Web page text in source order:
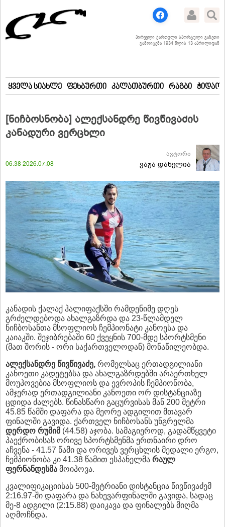
პირველი ქართული სპორტული გაზეთი
გამოიცემა 1934 წლის 13 აპრილიდან
ყველა სიახლე ფეხბურთი კალათბურთი რაგბი
[ნიჩბოსნობა] ალექსანდრე წივწივაძის
კანადური ვერცხლი
06:38 2026.07.08
ავტორი
ვაჟა დანელია
კანადის ქალაქ ჰალიფაქსში რამდენიმე დღეს
გრძელდებოდა ახალგაზრდა და 23-წლამდელ
ნიჩბოსანთა მსოფლიოს ჩემპიონატი კანოესა და
კაიაკში. შეჯიბრებაში 60 ქვეყნის 700-მდე სპორტსმენი
(მათ შორის - ორი საქართველოდან) მონაწილეობდა.
ალექსანდრე წივწივაძე, რომელსაც ერთადგილიანი
კანოეთი კადეტებსა და ახალგაზრდებში არაერთხელ
მოუპოვებია მსოფლიოს და ევროპის ჩემპიონობა,
ამჯერად ერთადგილიანი კანოეთი ორ დისტანციაზე
ცდიდა ძალებს. წინასწარი გაცურვისას მან 200 მეტრი
45.85 წამში დაფარა და მეორე ადგილით მთავარ
ფინალში გავიდა. ქართველ ნიჩბოსანს უნგრელმა
დერდო რუმიმ (44.58) აჯობა. სამაგიეროდ, გადამწყვეტი
პაექრობისას ორივე სპორტსმენმა ერთნაირი დრო
აჩვენა - 41.57 წამი და ორივეს ვერცხლის მედალი ერგო,
ჩემპიონობა კი 41.38 წამით ესპანელმა რაულ
ფერნანდესმა მოიპოვა.
კვალიფიკაციისას 500-მეტრიანი დისტანცია წივწივაძემ
2:16.97-ში დაფარა და ნახევარფინალში გავიდა, სადაც
მე-8 ადგილი (2:15.88) დაიკავა და ფინალებს მიღმა
აღმოჩნდა.